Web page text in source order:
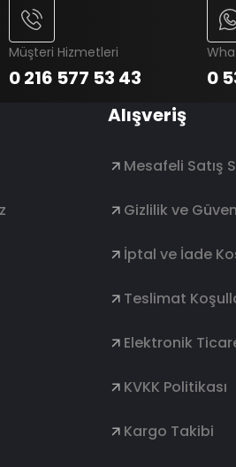
Müşteri Hizmetleri
0 216 577 53 43 0
Alışveriş
Mesafeli Satış
Gizlilik ve
İptal ve İade
Teslimat
Elektronik
KVKK Politikası
Kargo Takibi